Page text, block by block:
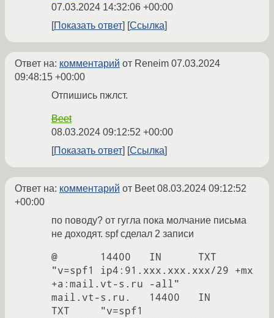
07.03.2024 14:32:06 +00:00
Показать ответ
Ссылка
Ответ на: комментарий от Reneim 07.03.2024
09:48:15 +00:00
Отпишись пжлст.
Beet
08.03.2024 09:12:52 +00:00
Показать ответ
Ссылка
Ответ на: комментарий от Beet08.03.2024 09:12:52
+00:00
по поводу? от гугла пока молчание письма
не доходят. spf сделал 2 записи
@	14400	IN	TXT
"v=spf1 ip4:91.xxx.xxx.xxx/29 +mx
+a:mail.vt-s.ru -all"
mail.vt-s.ru.	14400	IN
TXT	"v=spf1